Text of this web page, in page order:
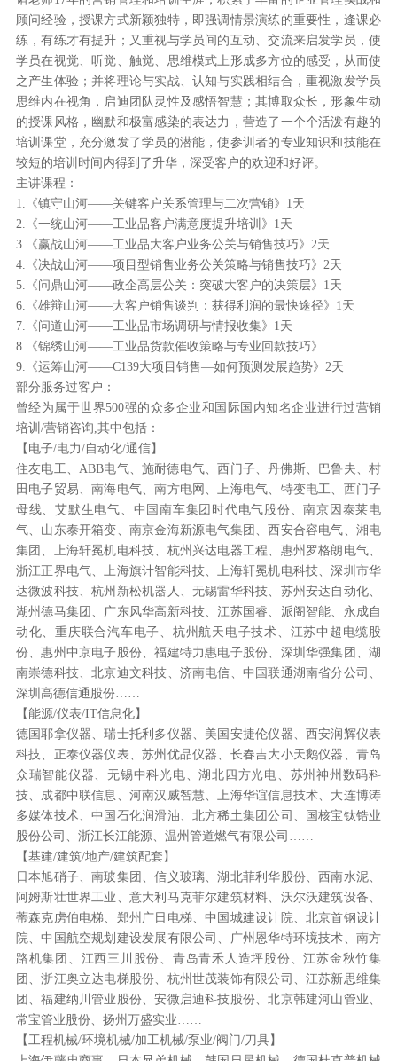
顾问经验，授课方式新颖独特，即强调情景演练的重要性，逢课必
练，有练才有提升；又重视与学员间的互动、交流来启发学员，使
学员在视觉、听觉、触觉、思维模式上形成多方位的感受，从而使
之产生体验；并将理论与实战、认知与实践相结合，重视激发学员
思维内在视角，启迪团队灵性及感悟智慧；其博取众长，形象生动
的授课风格，幽默和极富感染的表达力，营造了一个个活泼有趣的
培训课堂，充分激发了学员的潜能，使参训者的专业知识和技能在
较短的培训时间内得到了升华，深受客户的欢迎和好评。
主讲课程：
1.《镇守山河——关键客户关系管理与二次营销》1天
2.《一统山河——工业品客户满意度提升培训》1天
3.《赢战山河——工业品大客户业务公关与销售技巧》2天
4.《决战山河——项目型销售业务公关策略与销售技巧》2天
5.《问鼎山河——政企高层公关：突破大客户的决策层》1天
6.《雄辩山河——大客户销售谈判：获得利润的最快途径》1天
7.《问道山河——工业品市场调研与情报收集》1天
8.《锦绣山河——工业品货款催收策略与专业回款技巧》
9.《运筹山河——C139大项目销售—如何预测发展趋势》2天
部分服务过客户：
曾经为属于世界500强的众多企业和国际国内知名企业进行过营销
培训/营销咨询,其中包括：
【电子/电力/自动化/通信】
住友电工、ABB电气、施耐德电气、西门子、丹佛斯、巴鲁夫、村
田电子贸易、南海电气、南方电网、上海电气、特变电工、西门子
母线、艾默生电气、中国南车集团时代电气股份、南京因泰莱电
气、山东泰开箱变、南京金海新源电气集团、西安合容电气、湘电
集团、上海轩冕机电科技、杭州兴达电器工程、惠州罗格朗电气、
浙江正界电气、上海旗计智能科技、上海轩冕机电科技、深圳市华
达微波科技、杭州新松机器人、无锡雷华科技、苏州安达自动化、
湖州德马集团、广东风华高新科技、江苏国睿、派阁智能、永成自
动化、重庆联合汽车电子、杭州航天电子技术、江苏中超电缆股
份、惠州中京电子股份、福建特力惠电子股份、深圳华强集团、湖
南崇德科技、北京迪文科技、济南电信、中国联通湖南省分公司、
深圳高德信通股份……
【能源/仪表/IT信息化】
德国耶拿仪器、瑞士托利多仪器、美国安捷伦仪器、西安润辉仪表
科技、正泰仪器仪表、苏州优品仪器、长春吉大小天鹅仪器、青岛
众瑞智能仪器、无锡中科光电、湖北四方光电、苏州神州数码科
技、成都中联信息、河南汉威智慧、上海华谊信息技术、大连博涛
多媒体技术、中国石化润滑油、北方稀土集团公司、国核宝钛锆业
股份公司、浙江长江能源、温州管道燃气有限公司……
【基建/建筑/地产/建筑配套】
日本旭硝子、南玻集团、信义玻璃、湖北菲利华股份、西南水泥、
阿姆斯壮世界工业、意大利马克菲尔建筑材料、沃尔沃建筑设备、
蒂森克虏伯电梯、郑州广日电梯、中国城建设计院、北京首钢设计
院、中国航空规划建设发展有限公司、广州恩华特环境技术、南方
路机集团、江西三川股份、青岛青禾人造坪股份、江苏金秋竹集
团、浙江奥立达电梯股份、杭州世茂装饰有限公司、江苏新思维集
团、福建纳川管业股份、安微启迪科技股份、北京韩建河山管业、
常宝管业股份、扬州万盛实业……
【工程机械/环境机械/加工机械/泵业/阀门/刀具】